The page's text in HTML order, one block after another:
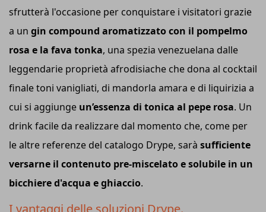
sfrutterà l'occasione per conquistare i visitatori grazie
a un gin compound aromatizzato con il pompelmo
rosa e la fava tonka, una spezia venezuelana dalle
leggendarie proprietà afrodisiache che dona al cocktail
finale toni vanigliati, di mandorla amara e di liquirizia a
cui si aggiunge un’essenza di tonica al pepe rosa. Un
drink facile da realizzare dal momento che, come per
le altre referenze del catalogo Drype, sarà sufficiente
versarne il contenuto pre-miscelato e solubile in un
bicchiere d'acqua e ghiaccio.
I vantaggi delle soluzioni Drype.